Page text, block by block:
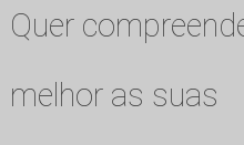
Quer
melhor as suas